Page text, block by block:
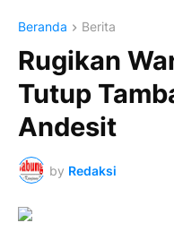
Beranda Berita
Rugikan
Tutup
Andesit
by Redaksi